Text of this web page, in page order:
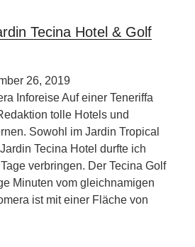
Tecina Hotel & Golf
26, 2019
Inforeise Auf einer Teneriffa
tolle Hotels und
Sowohl im Jardin Tropical
Tecina Hotel durfte ich
verbringen. Der Tecina Golf
Minuten vom gleichnamigen
ist mit einer Fläche von